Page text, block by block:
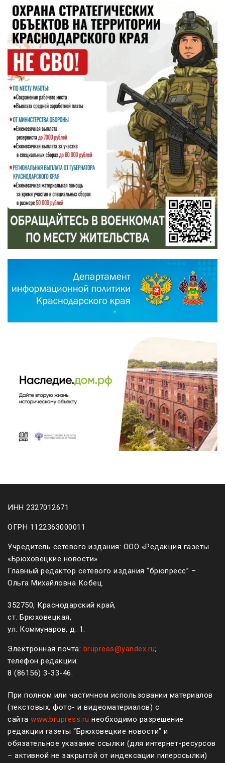
ИНН 2327012671
ОГРН 1122363000011
Учредитель сетевого издания: ООО «Редакция газеты
«Брюховецкие новости»
Главный редактор сетевого издания “брюпресс” –
Ольга Михайловна Кобец.
352750, Краснодарский край,
ст. Брюховецкая,
ул. Коммунаров, д. 1.
Электронная почта: brupress@yandex.ru;
телефон редакции:
8 (861 56) 3-33-46.
При полном или частичном использовании материалов
(текстовых, фото- и видеоматериалов) с
сайта www.brupress.ru необходимо разрешение
редакции газеты “Брюховецкие новости” и
обязательное указание ссылки (для интернет-ресурсов
– активной не закрытой от индексации гиперссылки)